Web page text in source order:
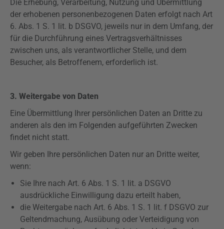
Die Erhebung, Verarbeitung, Nutzung und Übermittlung
der erhobenen personenbezogenen Daten erfolgt nach Art
6. Abs. 1 S. 1 lit. b DSGVO, jeweils nur in dem Umfang, der
für die Durchführung eines Vertragsverhältnisses
zwischen uns, als verantwortlicher Stelle, und dem
Besucher, als Betroffenem, erforderlich ist.
3. Weitergabe von Daten
Eine Übermittlung Ihrer persönlichen Daten an Dritte zu
anderen als den im Folgenden aufgeführten Zwecken
findet nicht statt.
Wir geben Ihre persönlichen Daten nur an Dritte weiter,
wenn:
Sie Ihre nach Art. 6 Abs. 1 S. 1 lit. a DSGVO
ausdrückliche Einwilligung dazu erteilt haben,
die Weitergabe nach Art. 6 Abs. 1 S. 1 lit. f DSGVO zur
Geltendmachung, Ausübung oder Verteidigung von